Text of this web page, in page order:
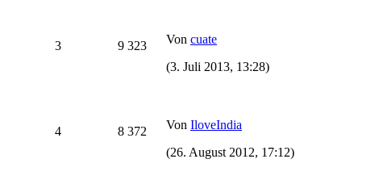
3 9 323 Von cuate
(3. Juli 2013, 13:28)
4 8 372 Von IloveIndia
(26. August 2012, 17:12)